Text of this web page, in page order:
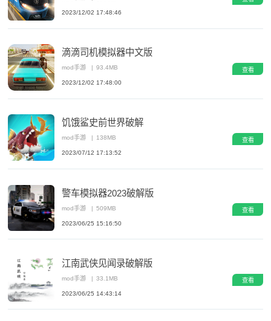
2023/12/02 17:48:46
滴滴司机模拟器中文版
mod手游 | 93.4MB
2023/12/02 17:48:00
查看
饥饿鲨史前世界破解
mod手游 | 138MB
2023/07/12 17:13:52
查看
警车模拟器2023破解版
mod手游 | 509MB
2023/06/25 15:16:50
查看
江南武侠见闻录破解版
mod手游 | 33.1MB
2023/06/25 14:43:14
查看